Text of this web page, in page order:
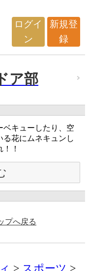
ログイ
ン
新規登
録
ア部
ベキューしたり、空
る花にムネキュンし
！
プへ戻る
スポーツ